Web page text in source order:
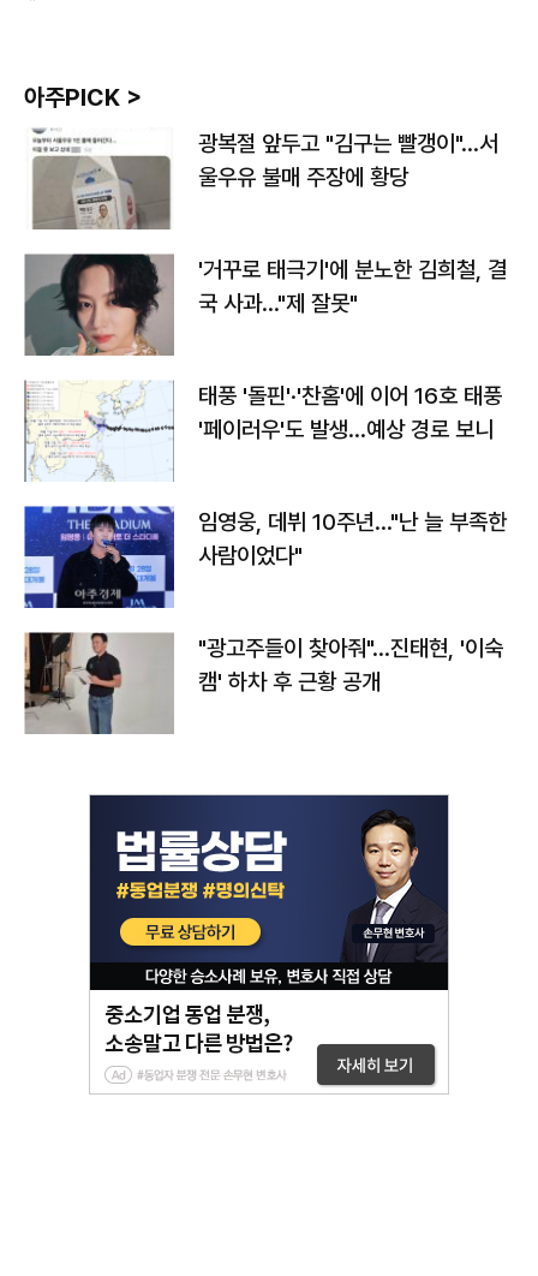
아주PICK >
광복절 앞두고 "김구는 빨갱이"…서
울우유 불매 주장에 황당
'거꾸로 태극기'에 분노한 김희철, 결
국 사과…"제 잘못"
태풍 '돌핀'·'찬홈'에 이어 16호 태풍
'페이러우'도 발생…예상 경로 보니
임영웅, 데뷔 10주년…"난 늘 부족한
사람이었다"
"광고주들이 찾아줘"…진태현, '이숙
캠' 하차 후 근황 공개